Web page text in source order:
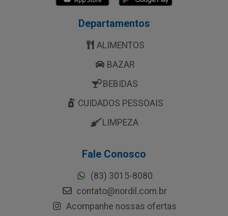
Departamentos
ALIMENTOS
BAZAR
BEBIDAS
CUIDADOS PESSOAIS
LIMPEZA
Fale Conosco
(83) 3015-8080
contato@nordil.com.br
Acompanhe nossas ofertas